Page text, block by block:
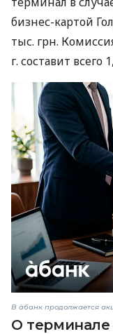
бизнес-картой
тыс. грн.
г. составит всего
В àбанк продолжается
О